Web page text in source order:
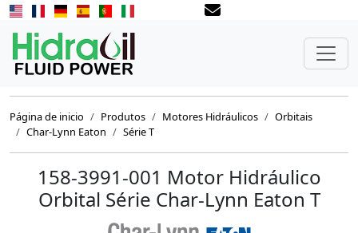
Página de inicio Produtos Motores Hidráulicos
Orbitais
Char-Lynn Eaton
Série T
158-3991-001 Motor Hidráulico
Orbital Série Char-Lynn Eaton T